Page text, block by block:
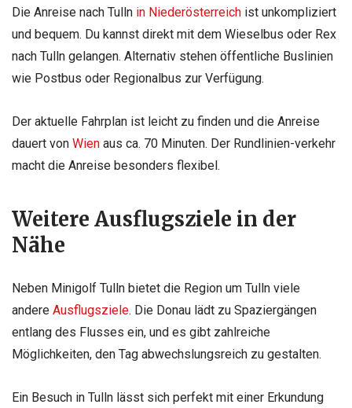
Die Anreise nach Tulln in Niederösterreich ist unkompliziert
und bequem. Du kannst direkt mit dem Wieselbus oder Rex
nach Tulln gelangen. Alternativ stehen öffentliche Buslinien
wie Postbus oder Regionalbus zur Verfügung.
Der aktuelle Fahrplan ist leicht zu finden und die Anreise
dauert von Wien aus ca. 70 Minuten. Der Rundlinien-verkehr
macht die Anreise besonders flexibel.
Weitere Ausflugsziele in der
Nähe
Neben Minigolf Tulln bietet die Region um Tulln viele
andere Ausflugsziele. Die Donau lädt zu Spaziergängen
entlang des Flusses ein, und es gibt zahlreiche
Möglichkeiten, den Tag abwechslungsreich zu gestalten.
Ein Besuch in Tulln lässt sich perfekt mit einer Erkundung